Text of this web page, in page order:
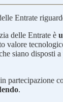
Entrate
delle Entrate è
valore
siano disposti
partecipazione
.